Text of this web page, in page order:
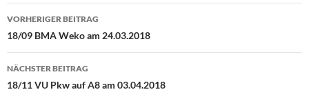
Beitragsnavigation
VORHERIGER BEITRAG
18/09 BMA Weko am 24.03.2018
NÄCHSTER BEITRAG
18/11 VU Pkw auf A8 am 03.04.2018